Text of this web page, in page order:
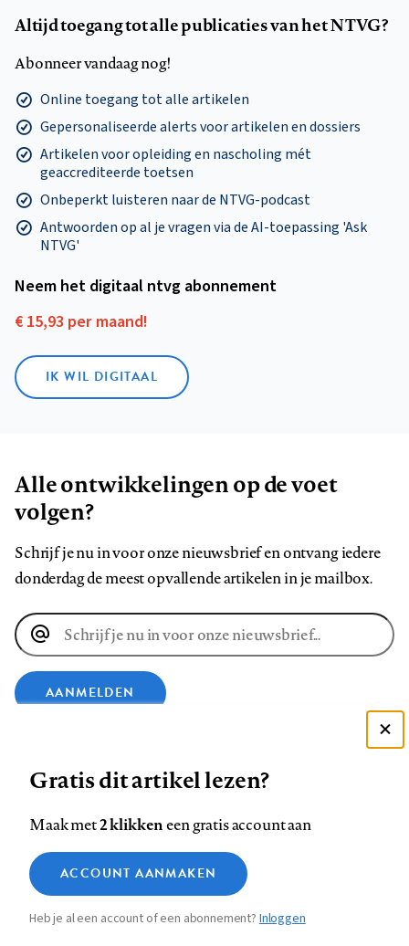
Altijd toegang tot alle publicaties van het NTVG?
Abonneer vandaag nog!
Online toegang tot alle artikelen
Gepersonaliseerde alerts voor artikelen en dossiers
Artikelen voor opleiding en nascholing mét
geaccrediteerde toetsen
Onbeperkt luisteren naar de NTVG-podcast
Antwoorden op al je vragen via de AI-toepassing 'Ask
NTVG'
Neem het digitaal ntvg abonnement
€ 15,93 per maand!
IK WIL DIGITAAL
Alle ontwikkelingen op de voet
volgen?
Schrijf je nu in voor onze nieuwsbrief en ontvang iedere
donderdag de meest opvallende artikelen in je mailbox.
E-
mailadres
AANMELDEN
op
Facebook
op
LinkedIn
op
Bluesky
ons
op
InstagramYouTube
Footer
Contact Colofon Disclaimer Privacy
Medische vragen verdienen
betrouwbare antwoorden
Zie onze cookie policy
Analytische cookies
Marketing cookies
Gratis dit artikel lezen?
Maak met2 klikkeneen gratis account aan
ACCOUNT AANMAKEN
Heb je al een account of een abonnement?Inloggen